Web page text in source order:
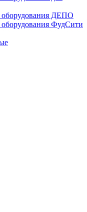
оборудования ДЕПО
ФудСити